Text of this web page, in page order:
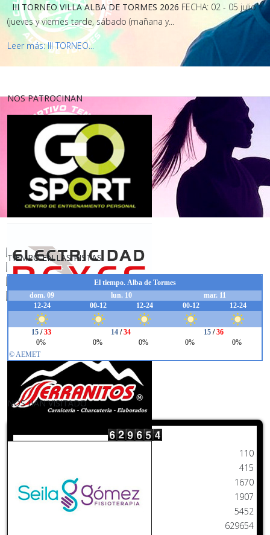
III TORNEO VILLA ALBA DE TORMES 2026 FECHA: 02 - 05 julio
(jueves y viernes tarde, sábado (mañana y...
Leer más: III TORNEO...
NOS PATROCINAN
TIEMPO EN LAS PISTAS
NOS HAN VISITADO
Esta semana
Este mes
Mes pasado
110
415
1670
1907
5452
629654